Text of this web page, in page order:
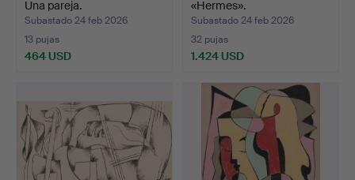
Una pareja.
Subastado 24 feb 2026
13 pujas
464 USD
«Hermes».
Subastado 24 feb 2026
32 pujas
1.424 USD
seleccionado